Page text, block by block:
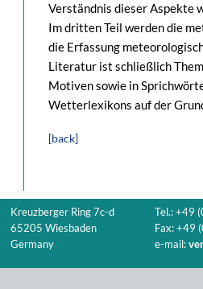
Verständnis dieser Aspekte
Im dritten Teil werden die
die Erfassung
Literatur ist schließlich
Motiven sowie in
Wetterlexikons auf der
[back]
Kreuzberger Ring 7c-d
65205 Wiesbaden
Germany
Tel.: +49
Fax: +49
e-mail: